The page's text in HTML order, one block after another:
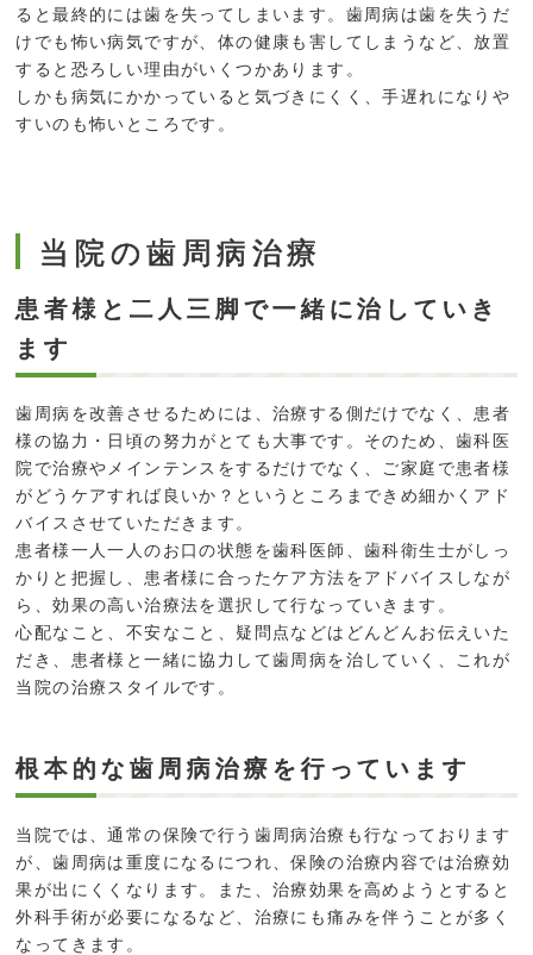
ると最終的には歯を失ってしまいます。歯周病は歯を失うだ
けでも怖い病気ですが、体の健康も害してしまうなど、放置
すると恐ろしい理由がいくつかあります。
しかも病気にかかっていると気づきにくく、手遅れになりや
すいのも怖いところです。
当院の歯周病治療
患者様と二人三脚で一緒に治していき
ます
歯周病を改善させるためには、治療する側だけでなく、患者
様の協力・日頃の努力がとても大事です。そのため、歯科医
院で治療やメインテンスをするだけでなく、ご家庭で患者様
がどうケアすれば良いか？というところまできめ細かくアド
バイスさせていただきます。
患者様一人一人のお口の状態を歯科医師、歯科衛生士がしっ
かりと把握し、患者様に合ったケア方法をアドバイスしなが
ら、効果の高い治療法を選択して行なっていきます。
心配なこと、不安なこと、疑問点などはどんどんお伝えいた
だき、患者様と一緒に協力して歯周病を治していく、これが
当院の治療スタイルです。
根本的な歯周病治療を行っています
当院では、通常の保険で行う歯周病治療も行なっております
が、歯周病は重度になるにつれ、保険の治療内容では治療効
果が出にくくなります。また、治療効果を高めようとすると
外科手術が必要になるなど、治療にも痛みを伴うことが多く
なってきます。